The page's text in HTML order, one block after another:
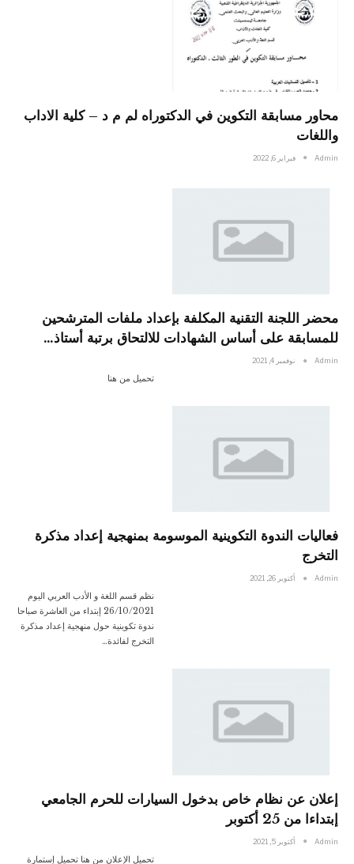
محاور مسابقة التكوين في الدكتوراه لم م د – كلية الاداب
واللغات
Admin فبراير 6, 2022
محضر اللجنة التقنية المكلفة بإعداد ملفات المترشحين
للمسابقة على أساس الشهادات للالتحاق برتبة أستاذ…
Admin نوفمبر 4, 2021
تحميل من هنا
فعاليات الندوة التكوينية الموسومة بمنهجية إعداد مذكرة
التخرج
Admin أكتوبر 26, 2021
نظم قسم اللغة و الأدب العربي اليوم
26/10/2021 إبتداء من العاشرة صباحا
ندوة تكوينية حول منهجية إعداد مذكرة
التخرج لفائدة…
إعلان عن نظام خاص بدخول السيارات للحرم الجامعي
إبتداءا من 25 أكتوبر
Admin أكتوبر 5, 2021
تحميل الإعلان من هنا تحميل إستمارة